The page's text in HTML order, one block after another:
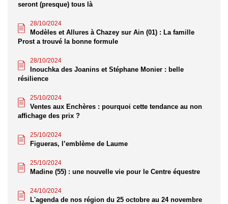
seront (presque) tous là
28/10/2024
Modèles et Allures à Chazey sur Ain (01) : La famille
Prost a trouvé la bonne formule
28/10/2024
Inouchka des Joanins et Stéphane Monier : belle
résilience
25/10/2024
Ventes aux Enchères : pourquoi cette tendance au non
affichage des prix ?
25/10/2024
Figueras, l’emblème de Laume
25/10/2024
Madine (55) : une nouvelle vie pour le Centre équestre
24/10/2024
L'agenda de nos région du 25 octobre au 24 novembre